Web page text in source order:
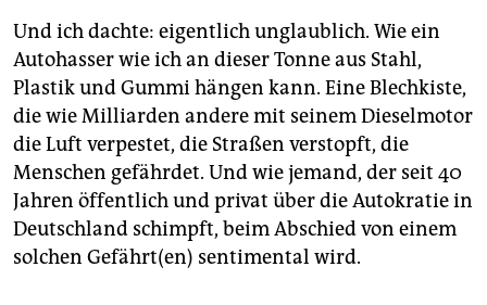
Und ich dachte: eigentlich unglaublich. Wie ein
Autohasser wie ich an dieser Tonne aus Stahl,
Plastik und Gummi hängen kann. Eine Blechkiste,
die wie Milliarden andere mit seinem Dieselmotor
die Luft verpestet, die Straßen verstopft, die
Menschen gefährdet. Und wie jemand, der seit 40
Jahren öffentlich und privat über die Autokratie in
Deutschland schimpft, beim Abschied von einem
solchen Gefährt(en) sentimental wird.